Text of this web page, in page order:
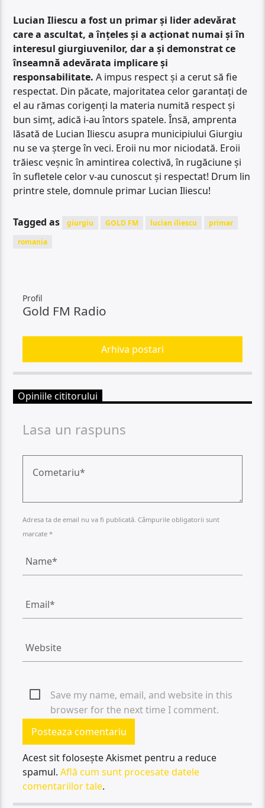
Lucian Iliescu a fost un primar și lider adevărat
care a ascultat, a înțeles și a acționat numai și în
interesul giurgiuvenilor, dar a și demonstrat ce
înseamnă adevărata implicare și
responsabilitate. A impus respect și a cerut să fie
respectat. Din păcate, majoritatea celor garantați de
el au rămas corigenți la materia numită respect și
bun simț, adică i-au întors spatele. Însă, amprenta
lăsată de Lucian Iliescu asupra municipiului Giurgiu
nu se va șterge în veci. Eroii nu mor niciodată. Eroii
trăiesc veșnic în amintirea colectivă, în rugăciune și
în sufletele celor v-au cunoscut și respectat! Drum lin
printre stele, domnule primar Lucian Iliescu!
Tagged as giurgiu GOLD FM lucian iliescu
primar
romania
Profil
Gold FM Radio
Arhiva postari
Opiniile cititorului
Lasa un raspuns
Adresa ta de email nu va fi publicată. Câmpurile obligatorii sunt
marcate *
Save my name, email, and website in this
browser for the next time I comment.
Acest sit folosește Akismet pentru a reduce
spamul.Află cum sunt procesate datele
comentariilor tale.